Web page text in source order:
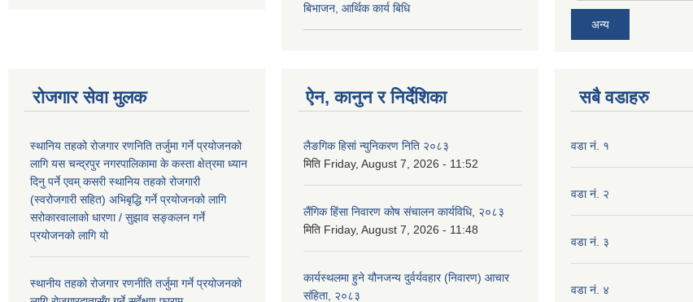
बिभाजन, आर्थिक कार्य बिधि
अन्य
रोजगार सेवा मुलक
स्थानिय तहको रोजगार रणनिति तर्जुमा गर्ने प्रयोजनको
लागि यस चन्द्रपुर नगरपालिकामा के कस्ता क्षेत्रमा ध्यान
दिनु पर्ने एवम् कसरी स्थानिय तहको रोजगारी
(स्वरोजगारी सहित) अभिबृद्धि गर्ने प्रयोजनको लागि
सरोकारवालाको धारणा / सुझाव सङ्कलन गर्ने
प्रयोजनको लागि यो
स्थानीय तहको रोजगार रणनीति तर्जुमा गर्ने प्रयोजनको
ऐन, कानुन र निर्देशिका
लैङगिक हिसां न्युनिकरण निति २०८३
मिति Friday, August 7, 2026 - 11:52
लैंगिक हिंसा निवारण कोष संचालन कार्यविधि, २०८३
मिति Friday, August 7, 2026 - 11:48
कार्यस्थलमा हुने यौनजन्य दुर्वर्यवहार (निवारण) आचार
संहिता, २०८३
सबै वडाहरु
वडा नं. १
वडा नं. २
वडा नं. ३
वडा नं. ४